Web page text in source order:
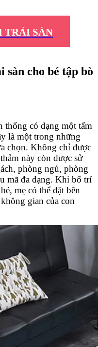
TRẢI SÀN
sàn cho bé tập bò
thống có dạng một tấm
là một trong những
chọn. Không chỉ được
này còn được sử
phòng ngủ, phòng
mã đa dạng. Khi bố trí
mẹ có thể đặt bên
gian của con